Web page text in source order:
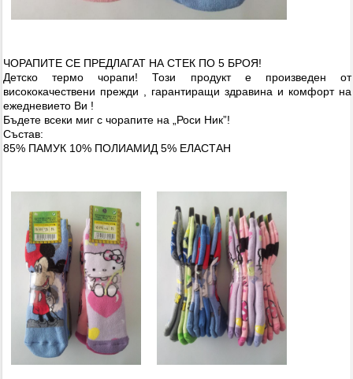
ЧОРАПИТЕ СЕ ПРЕДЛАГАТ НА СТЕК ПО 5 БРОЯ!
Детско термо чорапи! Този продукт е произведен от
висококачествени прежди , гарантиращи здравина и комфорт на
ежедневието Ви !
Бъдете всеки миг с чорапите на „Роси Ник”!
Състав:
85% ПАМУК 10% ПОЛИАМИД 5% ЕЛАСТАН